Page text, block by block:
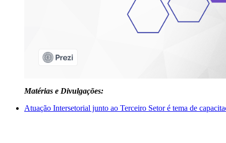
Matérias e Divulgações:
Atuação Intersetorial junto ao Terceiro Setor é tema de